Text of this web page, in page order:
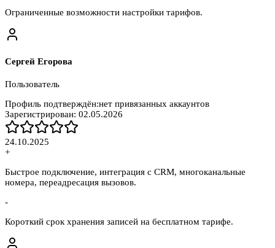
Ограниченные возможности настройки тарифов.
Сергей Егорова
Пользователь
Профиль подтверждён:нет привязанных аккаунтов
Зарегистрирован: 02.05.2026
24.10.2025
+
Быстрое подключение, интеграция с CRM, многоканальные
номера, переадресация вызовов.
-
Короткий срок хранения записей на бесплатном тарифе.